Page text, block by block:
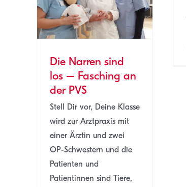
Die Narren sind
los – Fasching an
der PVS
Stell Dir vor, Deine Klasse
wird zur Arztpraxis mit
einer Ärztin und zwei
OP-Schwestern und die
Patienten und
Patientinnen sind Tiere,